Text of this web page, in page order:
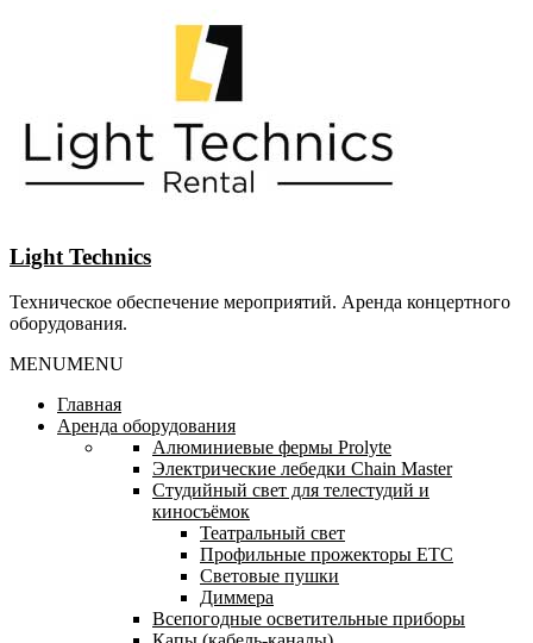
Light Technics
Техническое обеспечение мероприятий. Аренда концертного
оборудования.
MENUMENU
Главная
Аренда оборудования
Алюминиевые фермы Prolyte
Электрические лебедки Chain Master
Студийный свет для телестудий и
киносъёмок
Театральный свет
Профильные прожекторы ETC
Световые пушки
Диммера
Всепогодные осветительные приборы